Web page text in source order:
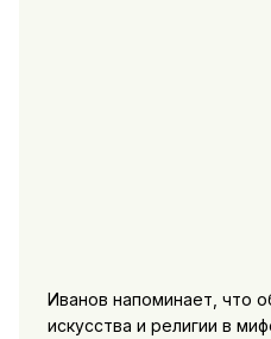
Иванов напоминает, что
искусства и религии в